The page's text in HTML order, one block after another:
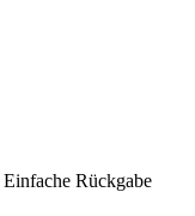
Einfache Rückgabe